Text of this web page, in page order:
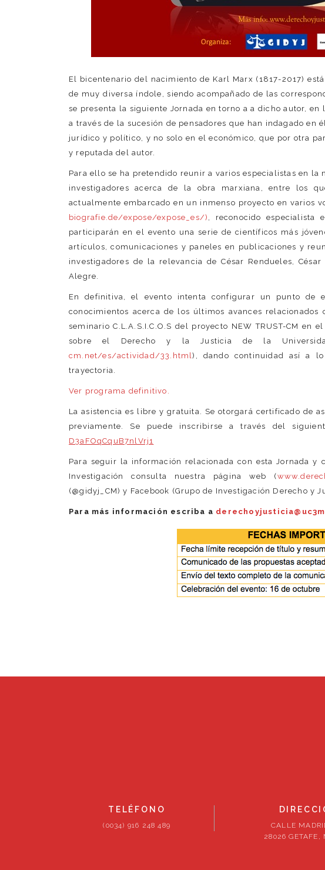
El bicentenario del nacimiento de Karl Marx (1817-2017)
de muy diversa índole, siendo acompañado de las
se presenta la siguiente Jornada en torno a a dicho autor,
a través de la sucesión de pensadores que han indagado en
jurídico y político, y no solo en el económico, que por otra
y reputada del autor.
Para ello se ha pretendido reunir a varios especialistas en
investigadores acerca de la obra marxiana, entre los
actualmente embarcado en un inmenso proyecto en varios
biografie.de/expose/expose_es/) , reconocido especialista
participarán en el evento una serie de científicos más
artículos, comunicaciones y paneles en publicaciones y
investigadores de la relevancia de César Rendueles,
Alegre.
En definitiva, el evento intenta configurar un punto de
conocimientos acerca de los últimos avances
seminario C.L.A.S.I.C.O.S del proyecto NEW TRUST-CM
sobre el Derecho y la Justicia de la
cm.net/es/actividad/33.html), dando continuidad así a
trayectoria.
Ver programa definitivo.
La asistencia es libre y gratuita. Se otorgará certificado de
previamente. Se puede inscribirse a través del
D3aFOqCquB7nlVrj1
Para seguir la información relacionada con esta Jornada y
Investigación consulta nuestra página web (
(@gidyj_CM) y Facebook (Grupo de Investigación Derecho y
Para más información escriba a
TELÉFONO
(0034) 916 248 489
CALLE
28026 GETAFE,